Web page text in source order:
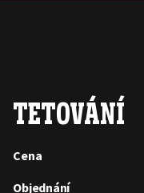
TETOVÁNÍ
Cena
Objednání